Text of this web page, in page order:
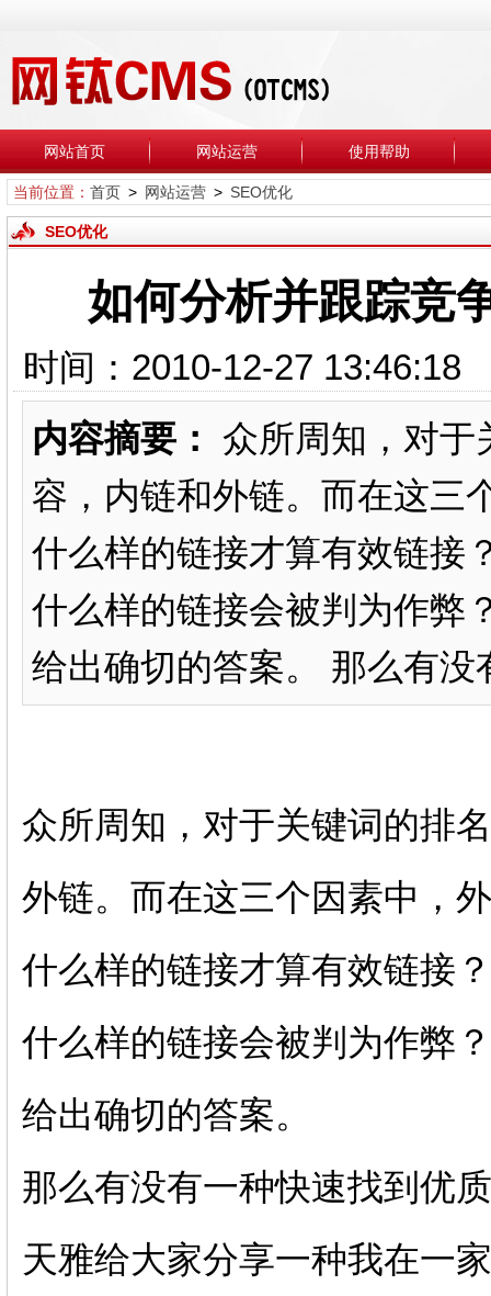
网站首页 网站运营 使用帮助
当前位置： 首页> 网站运营> SEO优化
SEO优化
如何分析并跟踪竞
时间：2010-12-27
内容摘要： 众所周知，对于
容，内链和外链。而在这三
什么样的链接才算有效链接
什么样的链接会被判为作弊
给出确切的答案。 那么有
众所周知，对于关键词的排
外链。而在这三个因素中，
什么样的链接才算有效链接
什么样的链接会被判为作弊
给出确切的答案。
那么有没有一种快速找到优
天雅给大家分享一种我在一